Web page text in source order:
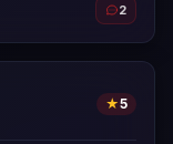
2
★5